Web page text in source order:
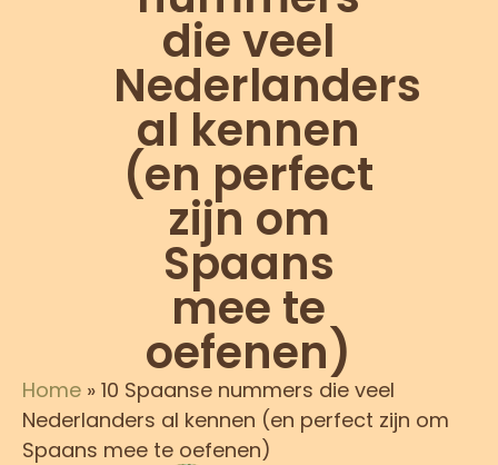
die veel
Nederlanders
al kennen
(en perfect
zijn om
Spaans
mee te
oefenen)
Home » 10 Spaanse nummers die veel
Nederlanders al kennen (en perfect zijn om
Spaans mee te oefenen)